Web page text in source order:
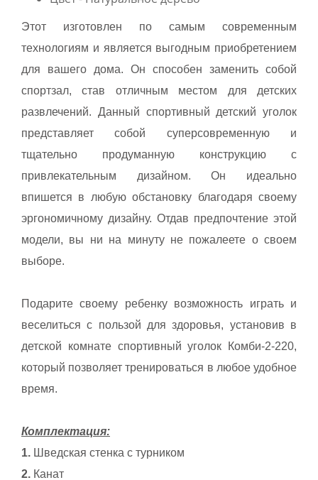
Этот изготовлен по самым современным
технологиям и является выгодным приобретением
для вашего дома. Он способен заменить собой
спортзал, став отличным местом для детских
развлечений. Данный спортивный детский уголок
представляет собой суперсовременную и
тщательно продуманную конструкцию с
привлекательным дизайном. Он идеально
впишется в любую обстановку благодаря своему
эргономичному дизайну. Отдав предпочтение этой
модели, вы ни на минуту не пожалеете о своем
выборе.
Подарите своему ребенку возможность играть и
веселиться с пользой для здоровья, установив в
детской комнате спортивный уголок Комби-2-220,
который позволяет тренироваться в любое удобное
время.
Комплектация:
1. Шведская стенка с турником
2. Канат